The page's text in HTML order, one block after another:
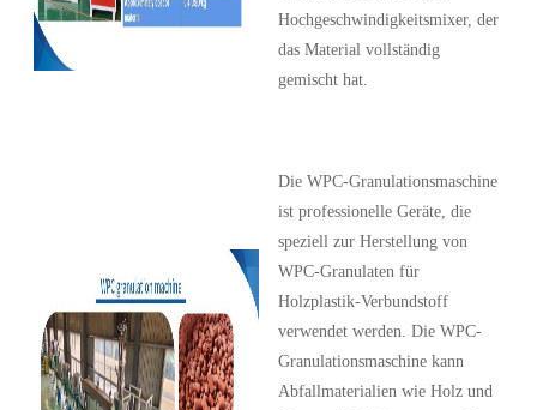
Hochgeschwindigkeitsmixer, der
das Material vollständig
gemischt hat.
Die WPC-Granulationsmaschine
ist professionelle Geräte, die
speziell zur Herstellung von
WPC-Granulaten für
Holzplastik-Verbundstoff
verwendet werden. Die WPC-
Granulationsmaschine kann
Abfallmaterialien wie Holz und